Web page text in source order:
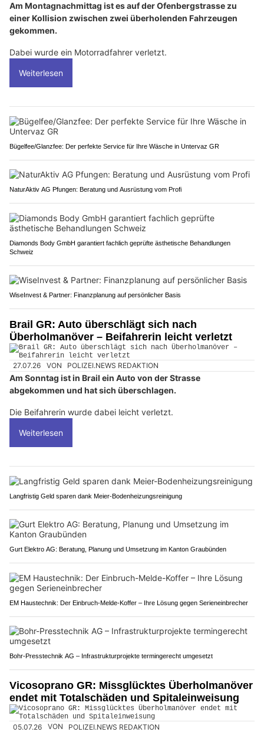
Am Montagnachmittag ist es auf der Ofenbergstrasse zu
einer Kollision zwischen zwei überholenden Fahrzeugen
gekommen.
Dabei wurde ein Motorradfahrer verletzt.
Weiterlesen
Bügelfee/Glanzfee: Der perfekte Service für Ihre Wäsche in Untervaz GR
NaturAktiv AG Pfungen: Beratung und Ausrüstung vom Profi
Diamonds Body GmbH garantiert fachlich geprüfte ästhetische Behandlungen
Schweiz
WiseInvest & Partner: Finanzplanung auf persönlicher Basis
Brail GR: Auto überschlägt sich nach
Überholmanöver – Beifahrerin leicht verletzt
27.07.26 VON POLIZEI.NEWS REDAKTION
Am Sonntag ist in Brail ein Auto von der Strasse
abgekommen und hat sich überschlagen.
Die Beifahrerin wurde dabei leicht verletzt.
Weiterlesen
Langfristig Geld sparen dank Meier-Bodenheizungsreinigung
Gurt Elektro AG: Beratung, Planung und Umsetzung im Kanton Graubünden
EM Haustechnik: Der Einbruch-Melde-Koffer – Ihre Lösung gegen Serieneinbrecher
Bohr-Presstechnik AG – Infrastrukturprojekte termingerecht umgesetzt
Vicosoprano GR: Missglücktes Überholmanöver
endet mit Totalschäden und Spitaleinweisung
05.07.26 VON POLIZEI.NEWS REDAKTION